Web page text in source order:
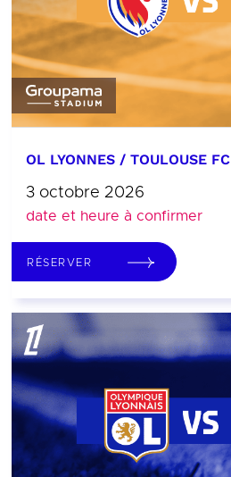
OL LYONNES / TOULOUSE FC
3 octobre 2026
date et heure à confirmer
RÉSERVER